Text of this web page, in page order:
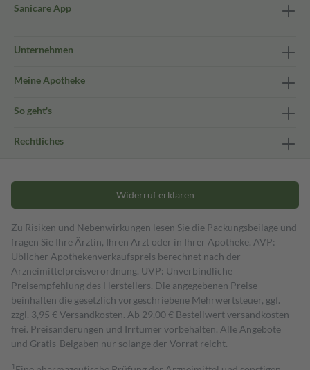
Sanicare App
Unternehmen
Meine Apotheke
So geht's
Rechtliches
Widerruf erklären
Zu Risiken und Nebenwirkungen lesen Sie die Packungsbeilage und
fragen Sie Ihre Ärztin, Ihren Arzt oder in Ihrer Apotheke. AVP:
Üblicher Apothekenverkaufspreis berechnet nach der
Arzneimittelpreisverordnung. UVP: Unverbindliche
Preisempfehlung des Herstellers. Die angegebenen Preise
beinhalten die gesetzlich vorgeschriebene Mehrwertsteuer, ggf.
zzgl. 3,95 € Versandkosten. Ab 29,00 € Bestell­wert versand­kosten­
frei. Preisänderungen und Irrtümer vorbehalten. Alle Angebote
und Gratis-Beigaben nur solange der Vorrat reicht.
1